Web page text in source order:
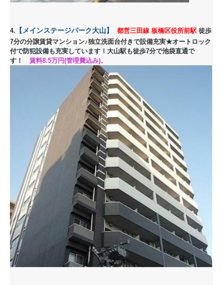
4. 【メインステージパーク大山】 都営三田線 板橋区役所前駅 徒歩
7分の分譲賃貸マンション♪独立洗面台付きで設備充実★オートロック
付で防犯設備も充実しています！大山駅も徒歩7分で池袋直通で
す！ 賃料8.5万円(管理費込み)。